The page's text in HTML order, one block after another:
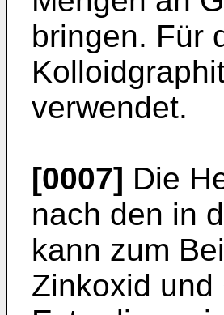
bringen. Für
verwendet.
[0007] Die
nach den in
kann zum
Zinkoxid und